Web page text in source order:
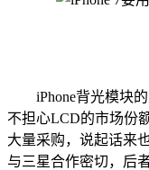
iPhone背光模块的
不担心LCD的市场份
大量采购，说起话来
与三星合作密切，后